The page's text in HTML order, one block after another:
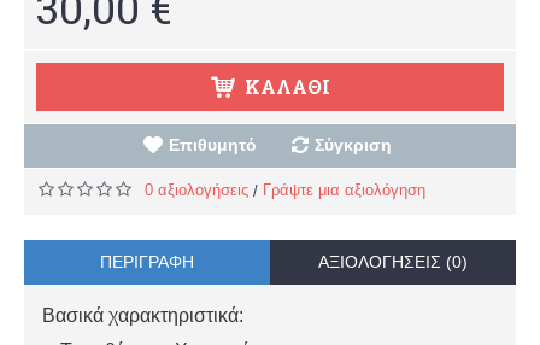
ΚΑΛΆΘΙ
Επιθυμητό Σύγκριση
0 αξιολογήσεις / Γράψτε μια αξιολόγηση
ΠΕΡΙΓΡΑΦΉ ΑΞΙΟΛΟΓΉΣΕΙΣ (0)
Βασικά χαρακτηριστικά: